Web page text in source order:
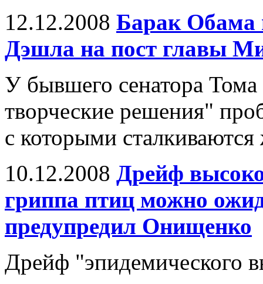
12.12.2008 Барак Обама
Дэшла на пост главы
У бывшего сенатора
творческие решения"
с которыми
10.12.2008 Дрейф
гриппа птиц можно
предупредил Онищенко
Дрейф "эпидемического